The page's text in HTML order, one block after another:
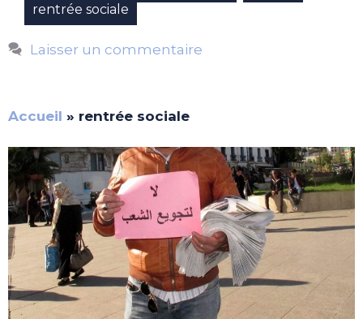
rentrée sociale
Laisser un commentaire
Accueil » rentrée sociale